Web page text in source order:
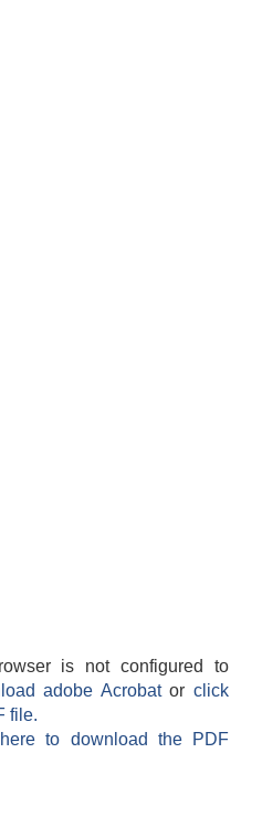
is not configured to
adobe Acrobatorclick
file.
to download the PDF